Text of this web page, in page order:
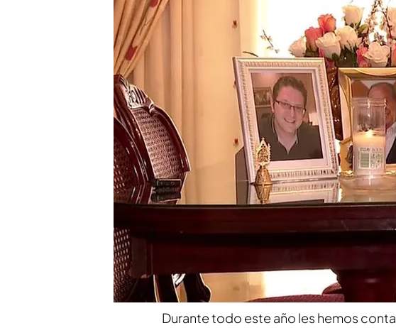
sufrimiento, de superación, de
Las secuelas de la DANA en los
encantaba la bañera, ahora si llueve
Compartir
229 vidas, 141.000 coches y 2.147
DANA. 1,8 millones de personas
viviendas afectadas, 380 puentes y
solo datos, pero tras ellos hay
ha querido olvidar de la mano de Manu
Durante todo este año les hemos